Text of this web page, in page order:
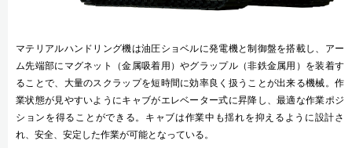
マテリアルハンドリング機は油圧ショベルに発電機と制御盤を搭載し、アー
ム先端部にマグネット（金属吸着用）やグラップル（非鉄金属用）を装着す
ることで、大量のスクラップを短時間に効率良く扱うことが出来る機械。作
業状態が見やすいようにキャブがエレベーター式に昇降し、最適な作業ポジ
ションを得ることができる。キャブは作業中も揺れを抑えるように設計さ
れ、安全、安定した作業が可能となっている。